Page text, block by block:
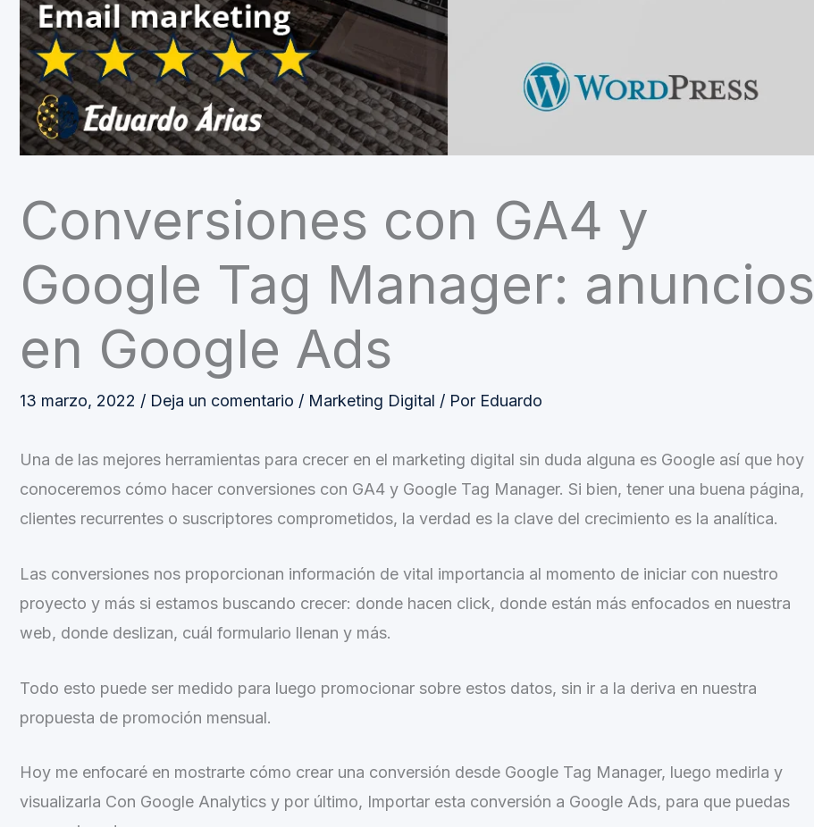
Conversiones con GA4 y
Google Tag Manager: anuncios
en Google Ads
13 marzo, 2022 / Deja un comentario / Marketing Digital / Por Eduardo
Una de las mejores herramientas para crecer en el marketing digital sin duda alguna es Google así que hoy
conoceremos cómo hacer conversiones con GA4 y Google Tag Manager. Si bien, tener una buena página,
clientes recurrentes o suscriptores comprometidos, la verdad es la clave del crecimiento es la analítica.
Las conversiones nos proporcionan información de vital importancia al momento de iniciar con nuestro
proyecto y más si estamos buscando crecer: donde hacen click, donde están más enfocados en nuestra
web, donde deslizan, cuál formulario llenan y más.
Todo esto puede ser medido para luego promocionar sobre estos datos, sin ir a la deriva en nuestra
propuesta de promoción mensual.
Hoy me enfocaré en mostrarte cómo crear una conversión desde Google Tag Manager, luego medirla y
visualizarla Con Google Analytics y por último, Importar esta conversión a Google Ads, para que puedas